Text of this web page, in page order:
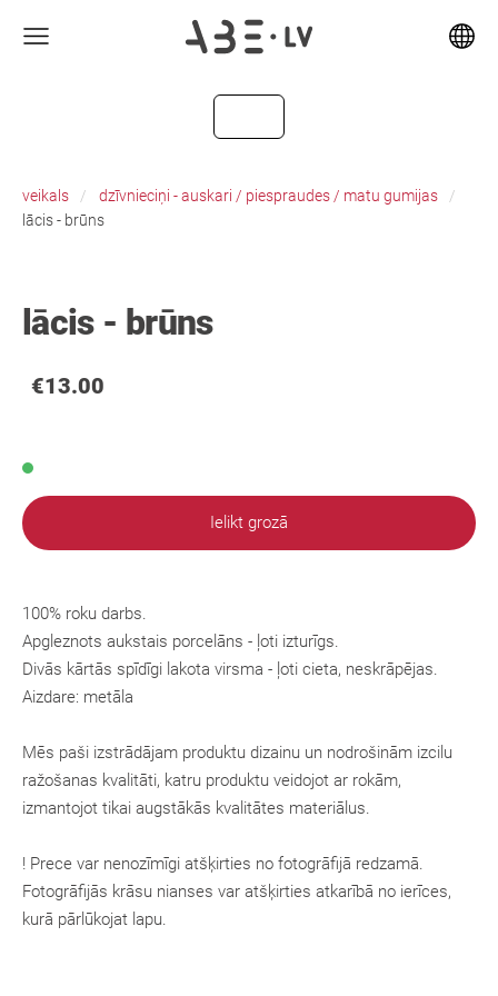
veikals
dzīvnieciņi - auskari / piespraudes / matu gumijas
lācis - brūns
lācis - brūns
€13.00
Ielikt grozā
100% roku darbs.
Apgleznots aukstais porcelāns - ļoti izturīgs.
Divās kārtās spīdīgi lakota virsma - ļoti cieta, neskrāpējas.
Aizdare: metāla
Mēs paši izstrādājam produktu dizainu un nodrošinām izcilu
ražošanas kvalitāti, katru produktu veidojot ar rokām,
izmantojot tikai augstākās kvalitātes materiālus.
! Prece var nenozīmīgi atšķirties no fotogrāfijā redzamā.
Fotogrāfijās krāsu nianses var atšķirties atkarībā no ierīces,
kurā pārlūkojat lapu.